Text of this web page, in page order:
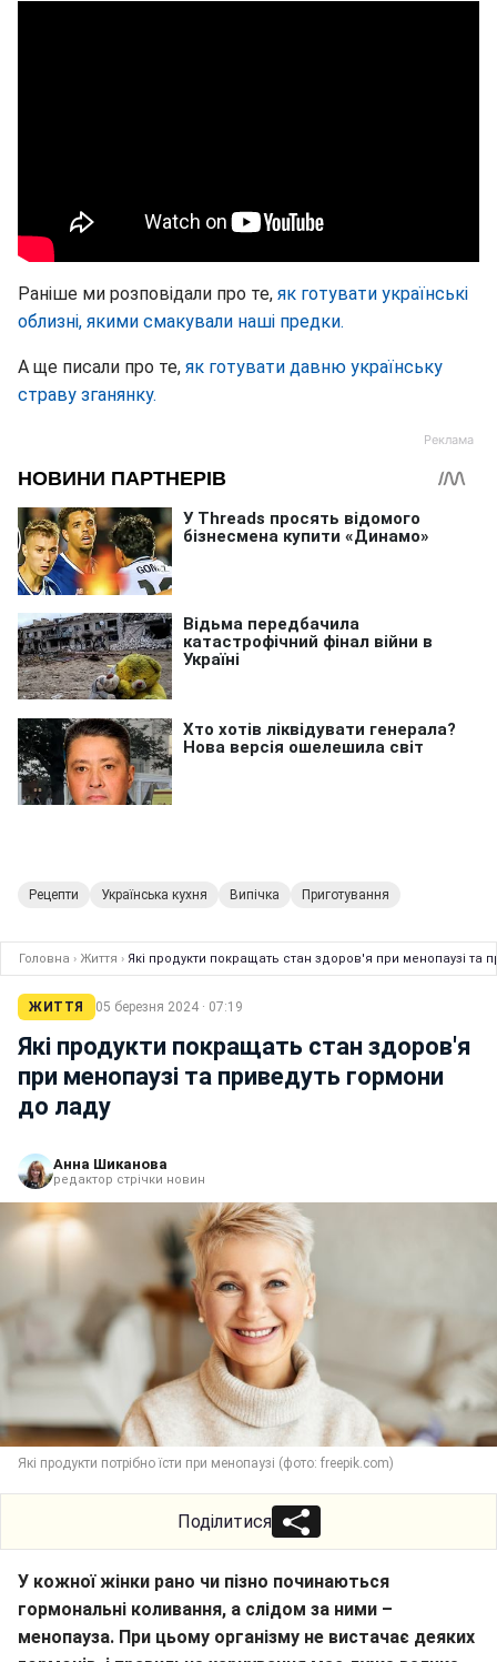
Раніше ми розповідали про те, як готувати українські
облизні, якими смакували наші предки.
А ще писали про те, як готувати давню українську
страву зганянку.
Рецепти Українська кухня Випічка Приготування
Головна › Життя › Які продукти покращать стан здоров'я при менопаузі та
ЖИТТЯ 05 березня 2024 · 07:19
Які продукти покращать стан здоров'я
при менопаузі та приведуть гормони
до ладу
Анна Шиканова
редактор стрічки новин
Які продукти потрібно їсти при менопаузі (фото: freepik.com)
Поділитися
У кожної жінки рано чи пізно починаються
гормональні коливання, а слідом за ними –
менопауза. При цьому організму не вистачає деяких